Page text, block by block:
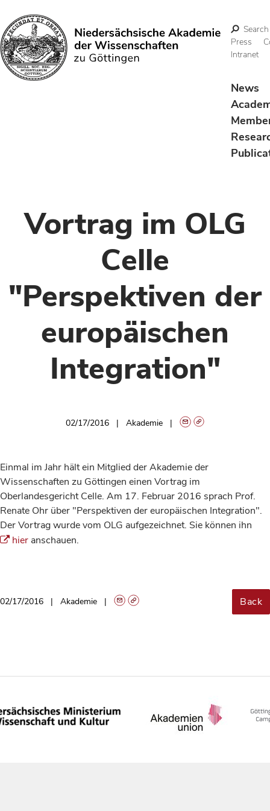
Search
Search
Press
Intranet
News
Vortrag im OLG
Celle
"Perspektiven der
europäischen
Integration"
02/17/2016 Akademie
Einmal im Jahr hält ein Mitglied der Akademie der
Wissenschaften zu Göttingen einen Vortrag im
Oberlandesgericht Celle. Am 17. Februar 2016 sprach Prof.
Renate Ohr über "Perspektiven der europäischen Integration".
Der Vortrag wurde vom OLG aufgezeichnet. Sie können ihn
hier anschauen.
02/17/2016 Akademie Back